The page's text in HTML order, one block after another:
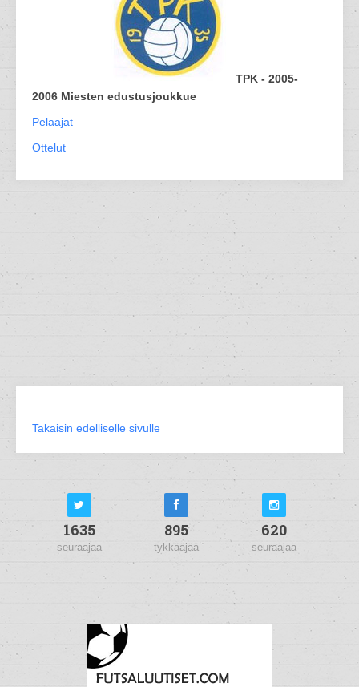
TPK - 2005-
2006 Miesten edustusjoukkue
Pelaajat
Ottelut
Takaisin edelliselle sivulle
1635
seuraajaa
895
tykkääjää
620
seuraajaa